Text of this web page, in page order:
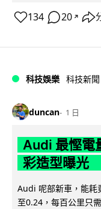
134 20 ↗
科技娛樂 科技新聞
duncan 1 日
Audi 最慳
彩造型曝光
Audi 呢部新車，能耗
至0.24，每百公里只